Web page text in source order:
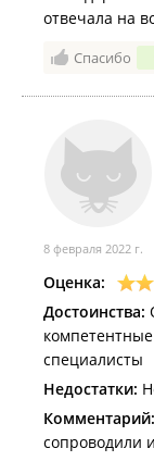
отвечала на
Спасибо
8 февраля 2022 г.
Оценка:
Достоинства:
специалисты
Недостатки:
Комментарий:
сопроводили